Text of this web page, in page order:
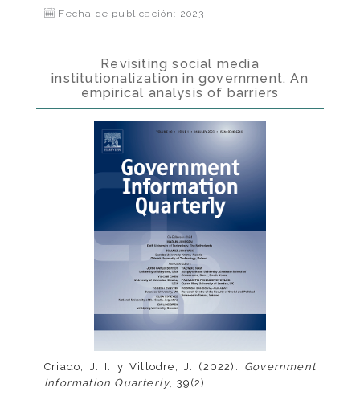
Fecha de publicación: 2023
Revisiting social media
institutionalization in government. An
empirical analysis of barriers
Criado, J. I. y Villodre, J. (2022).
Government
Information Quarterly, 39(2).